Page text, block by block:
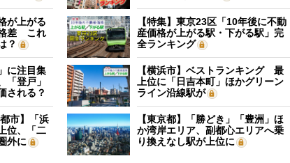
が上がる
差 これ
？
【特集】東京23区「10年後に不動
産価格が上がる駅・下がる駅」完
全ランキング
に注目集
「登戸」
される？
【横浜市】ベストランキング 最
上位に「日吉本町」ほかグリーン
ライン沿線駅が
市】「浜
位、「二
外に
【東京都】「勝どき」「豊洲」ほ
か湾岸エリア、副都心エリアへ乗
り換えなし駅が上位に